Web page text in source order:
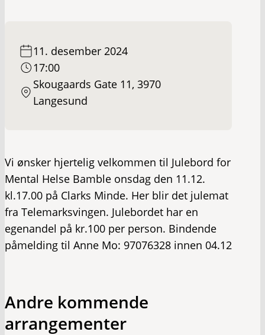
11. desember 2024
17:00
Skougaards Gate 11, 3970
Langesund
Vi ønsker hjertelig velkommen til Julebord for
Mental Helse Bamble onsdag den 11.12.
kl.17.00 på Clarks Minde. Her blir det julemat
fra Telemarksvingen. Julebordet har en
egenandel på kr.100 per person. Bindende
påmelding til Anne Mo: 97076328 innen 04.12
Andre kommende
arrangementer